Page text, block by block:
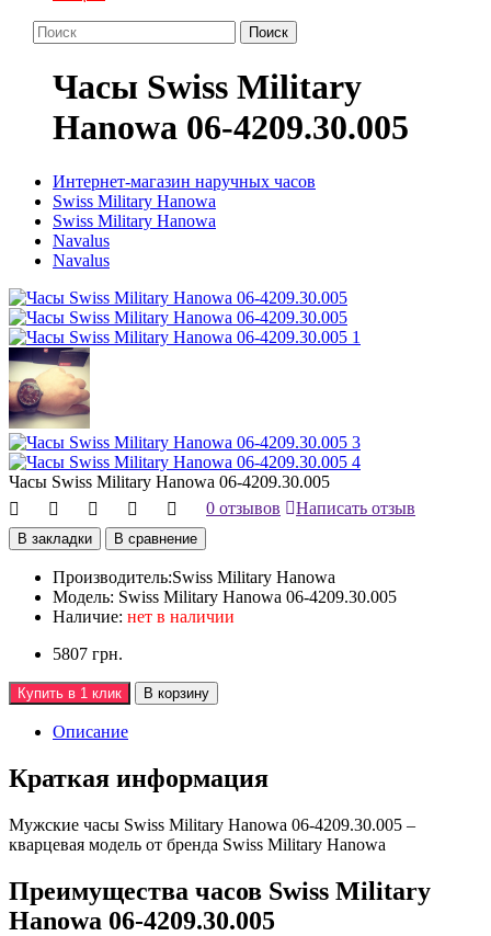
Поиск
Часы Swiss Military
Hanowa 06-4209.30.005
Интернет-магазин наручных часов
Swiss Military Hanowa
Swiss Military Hanowa
Navalus
Navalus
Часы Swiss Military Hanowa 06-4209.30.005
0 отзывов
Написать отзыв
В закладки В сравнение
Производитель:Swiss Military Hanowa
Модель: Swiss Military Hanowa 06-4209.30.005
Наличие: нет в наличии
5807 грн.
Купить в 1 клик В корзину
Описание
Краткая информация
Мужские часы Swiss Military Hanowa 06-4209.30.005 –
кварцевая модель от бренда Swiss Military Hanowa
Преимущества часов Swiss Military
Hanowa 06-4209.30.005